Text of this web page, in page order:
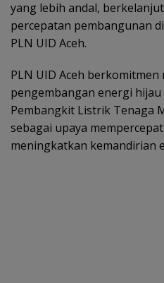
yang lebih andal,
percepatan pembangunan
PLN UID Aceh.
PLN UID Aceh
pengembangan energi
Pembangkit Listrik Tenaga
sebagai upaya
meningkatkan kemandirian